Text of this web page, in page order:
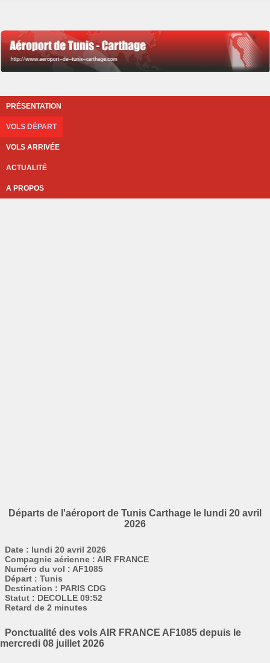
PRÉSENTATION
VOLS DÉPART
VOLS ARRIVÉE
ACTUALITÉ
A PROPOS
Départs de l'aéroport de Tunis Carthage le lundi 20 avril
2026
Date : lundi 20 avril 2026
Compagnie aérienne : AIR FRANCE
Numéro du vol : AF1085
Départ : Tunis
Destination : PARIS CDG
Statut : DECOLLE 09:52
Retard de 2 minutes
Ponctualité des vols AIR FRANCE AF1085 depuis le
mercredi 08 juillet 2026